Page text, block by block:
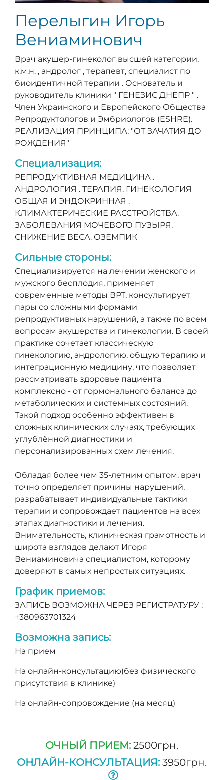
Перелыгин Игорь
Вениаминович
Врач акушер-гинеколог высшей категории,
к.м.н. , андролог , терапевт, специалист по
биоидентичной терапии . Основатель и
руководитель клиники " ГЕНЕЗИС ДНЕПР " .
Член Украинского и Европейского Общества
Репродуктологов и Эмбриологов (ESHRE).
РЕАЛИЗАЦИЯ ПРИНЦИПА: "ОТ ЗАЧАТИЯ ДО
РОЖДЕНИЯ"
Специализация:
РЕПРОДУКТИВНАЯ МЕДИЦИНА .
АНДРОЛОГИЯ . ТЕРАПИЯ. ГИНЕКОЛОГИЯ
ОБЩАЯ И ЭНДОКРИННАЯ .
КЛИМАКТЕРИЧЕСКИЕ РАССТРОЙСТВА.
ЗАБОЛЕВАНИЯ МОЧЕВОГО ПУЗЫРЯ.
СНИЖЕНИЕ ВЕСА. ОЗЕМПИК
Сильные стороны:
Специализируется на лечении женского и
мужского бесплодия, применяет
современные методы ВРТ, консультирует
пары со сложными формами
репродуктивных нарушений, а также по всем
вопросам акушерства и гинекологии. В своей
практике сочетает классическую
гинекологию, андрологию, общую терапию и
интеграционную медицину, что позволяет
рассматривать здоровье пациента
комплексно - от гормонального баланса до
метаболических и системных состояний.
Такой подход особенно эффективен в
сложных клинических случаях, требующих
углублённой диагностики и
персонализированных схем лечения.
Обладая более чем 35-летним опытом, врач
точно определяет причины нарушений,
разрабатывает индивидуальные тактики
терапии и сопровождает пациентов на всех
этапах диагностики и лечения.
Внимательность, клиническая грамотность и
широта взглядов делают Игоря
Вениаминовича специалистом, которому
доверяют в самых непростых ситуациях.
График приемов:
ЗАПИСЬ ВОЗМОЖНА ЧЕРЕЗ РЕГИСТРАТУРУ :
+380963701324
Возможна запись:
На прием
На онлайн-консультацию(без физического
присутствия в клинике)
На онлайн-сопровождение (на месяц)
ОЧНЫЙ ПРИЕМ: 2500грн.
ОНЛАЙН-КОНСУЛЬТАЦИЯ: 3950грн.